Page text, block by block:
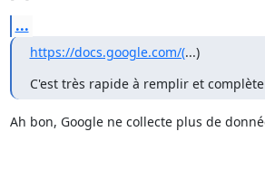
...
https://docs.google.com/(...)
C'est très rapide à remplir et
Ah bon, Google ne collecte plus de